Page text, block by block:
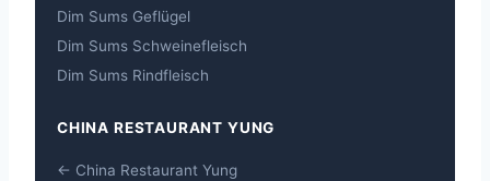
Dim Sums Geflügel
Dim Sums Schweinefleisch
Dim Sums Rindfleisch
CHINA RESTAURANT YUNG
← China Restaurant Yung